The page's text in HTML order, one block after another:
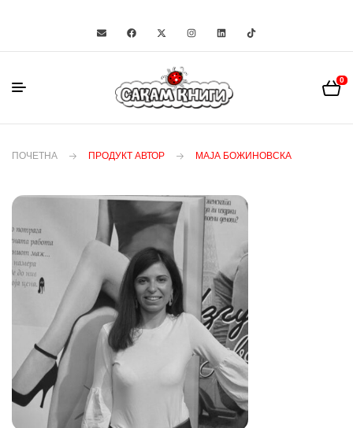
0
ПОЧЕТНА ПРОДУКТ АВТОР МАЈА БОЖИНОВСКА